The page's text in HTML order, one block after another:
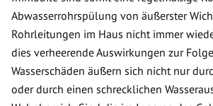
Abwasserrohrspülung von äußerster
Rohrleitungen im Haus nicht immer
dies verheerende Auswirkungen zur
Wasserschäden äußern sich nicht nur
oder durch einen schrecklichen